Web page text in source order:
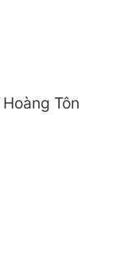
Tôn